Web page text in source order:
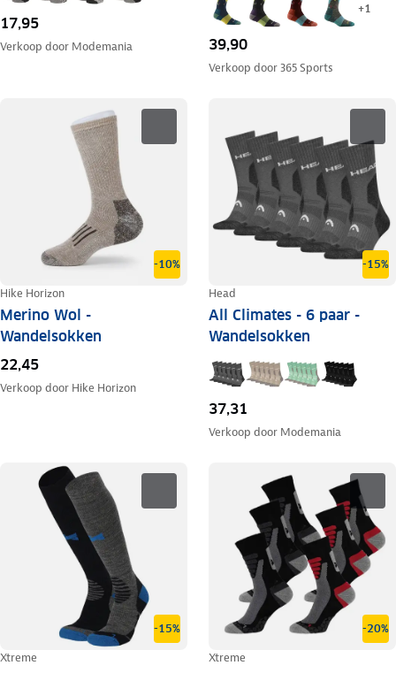
17,95
Verkoop door Modemania
+1
39,90
Verkoop door365 Sports
-10%
Hike Horizon
Merino Wol -
Wandelsokken
22,45
Verkoop door Hike Horizon
-15%
Head
All Climates - 6 paar -
Wandelsokken
37,31
Verkoop door Modemania
-15%
Xtreme
-20%
Xtreme